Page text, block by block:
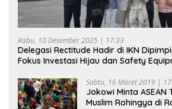
Rabu, 10 Desember 2025 | 17:33
Delegasi Rectitude Hadir di IKN
Fokus Investasi Hijau dan Safety
Sabtu, 16 Maret 2019 |
Jokowi Minta ASEAN
Muslim Rohingya di